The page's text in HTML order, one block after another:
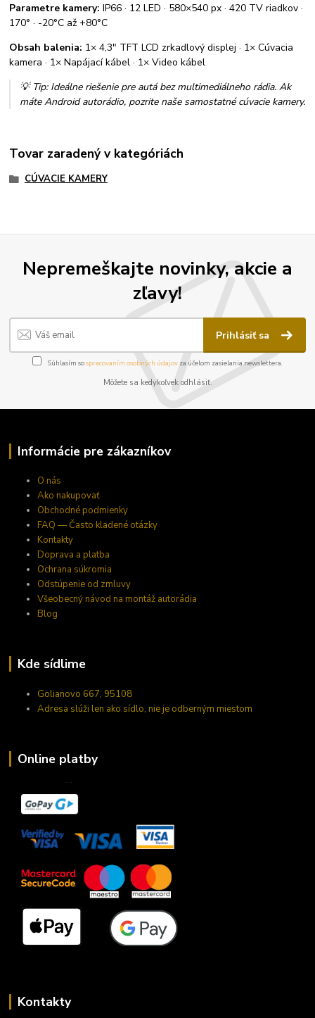
Parametre kamery: IP66 · 12 LED · 580×540 px · 420 TV riadkov ·
170° · -20°C až +80°C
Obsah balenia: 1× 4,3" TFT LCD zrkadlový displej · 1× Cúvacia
kamera · 1× Napájací kábel · 1× Video kábel
💡 Tip: Ideálne riešenie pre autá bez multimediálneho rádia. Ak
máte Android autorádio, pozrite naše samostatné cúvacie kamery.
Tovar zaradený v kategóriách
CÚVACIE KAMERY
Nepremeškajte novinky, akcie a
zľavy!
Prihlásiť sa
Súhlasím sospracovaním osobných údajov za účelom zasielania newslettera.
Môžete sa kedykoľvek odhlásiť.
Informácie pre zákazníkov
O nás
Ako nakupovať
Obchodné podmienky
FAQ — Často kladené otázky
Kontakty
Doprava a platba
Ochrana súkromia
Odstúpenie od zmluvy
Všeobecný návod na montáž autorádia
Blog
Kde sídlime
Golianovo 667, 95108
Adresa slúži len ako sídlo, nie je odberným miestom
Online platby
Kontakty